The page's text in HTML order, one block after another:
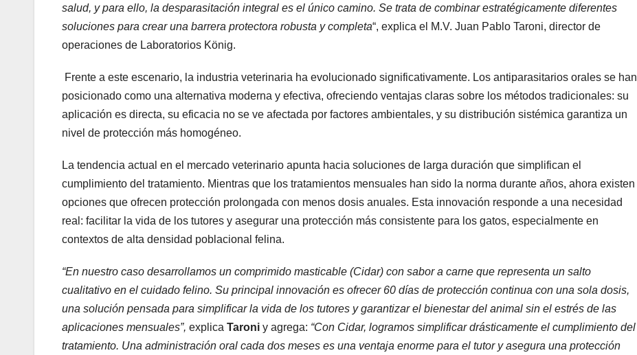
salud, y para ello, la desparasitación integral es el único camino. Se trata de combinar estratégicamente diferentes
soluciones para crear una barrera protectora robusta y completa“, explica el M.V. Juan Pablo Taroni, director de
operaciones de Laboratorios König.
Frente a este escenario, la industria veterinaria ha evolucionado significativamente. Los antiparasitarios orales se han
posicionado como una alternativa moderna y efectiva, ofreciendo ventajas claras sobre los métodos tradicionales: su
aplicación es directa, su eficacia no se ve afectada por factores ambientales, y su distribución sistémica garantiza un
nivel de protección más homogéneo.
La tendencia actual en el mercado veterinario apunta hacia soluciones de larga duración que simplifican el
cumplimiento del tratamiento. Mientras que los tratamientos mensuales han sido la norma durante años, ahora existen
opciones que ofrecen protección prolongada con menos dosis anuales. Esta innovación responde a una necesidad
real: facilitar la vida de los tutores y asegurar una protección más consistente para los gatos, especialmente en
contextos de alta densidad poblacional felina.
“En nuestro caso desarrollamos un comprimido masticable (Cidar) con sabor a carne que representa un salto
cualitativo en el cuidado felino. Su principal innovación es ofrecer 60 días de protección continua con una sola dosis,
una solución pensada para simplificar la vida de los tutores y garantizar el bienestar del animal sin el estrés de las
aplicaciones mensuales”, explica Taroni y agrega: “Con Cidar, logramos simplificar drásticamente el cumplimiento del
tratamiento. Una administración oral cada dos meses es una ventaja enorme para el tutor y asegura una protección